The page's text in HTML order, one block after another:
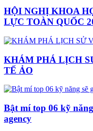
HỘI NGHỊ KHOA
LỰC TOÀN QUỐC
KHÁM PHÁ LỊCH
TẾ ẢO
Bật mí top 06 kỹ
agency